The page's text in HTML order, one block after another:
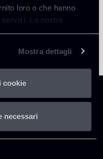
loro o che hanno
La nostra
qui.
Mostra dettagli
cookie
necessari